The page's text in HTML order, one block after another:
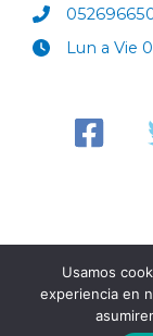
Lun a Vie
Copyright
Usamos
experiencia en